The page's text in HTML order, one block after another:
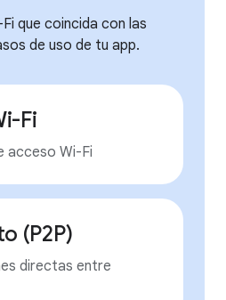
que coincida con las
de uso de tu app.
Fi
acceso Wi-Fi
(P2P)
directas entre